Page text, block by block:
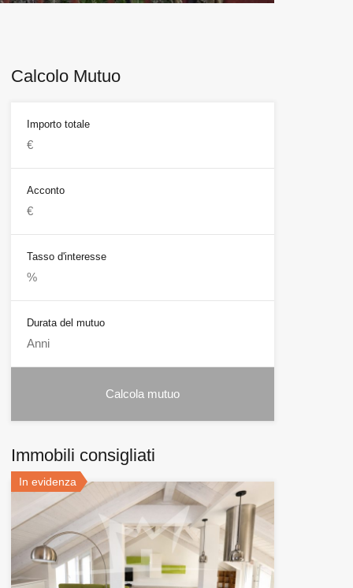
Calcolo Mutuo
Importo totale
Acconto
Tasso d'interesse
Durata del mutuo
Immobili consigliati
In evidenza